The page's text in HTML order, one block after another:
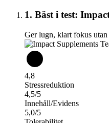
1. Bäst i test:
Ger lugn, klart fokus utan
4,8
Stressreduktion
4,5/5
Innehåll/Evidens
5,0/5